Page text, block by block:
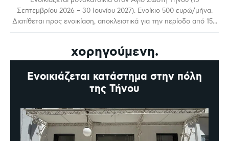
Σεπτεμβρίου 2026 – 30 Ιουνίου 2027). Ενοίκιο 500 ευρώ/μήνα.
Διατίθεται προς ενοικίαση, αποκλειστικά για την περίοδο από 15...
χορηγούμενη.
Ενοικιάζεται κατάστημα στην πόλη
της Τήνου